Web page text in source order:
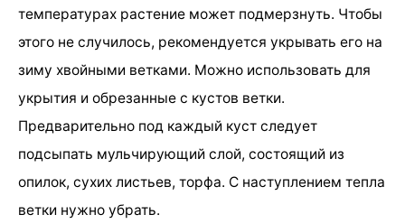
температурах растение может подмерзнуть. Чтобы
этого не случилось, рекомендуется укрывать его на
зиму хвойными ветками. Можно использовать для
укрытия и обрезанные с кустов ветки.
Предварительно под каждый куст следует
подсыпать мульчирующий слой, состоящий из
опилок, сухих листьев, торфа. С наступлением тепла
ветки нужно убрать.